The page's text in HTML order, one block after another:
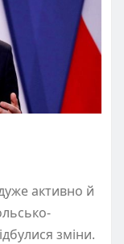
активно й
зміни.